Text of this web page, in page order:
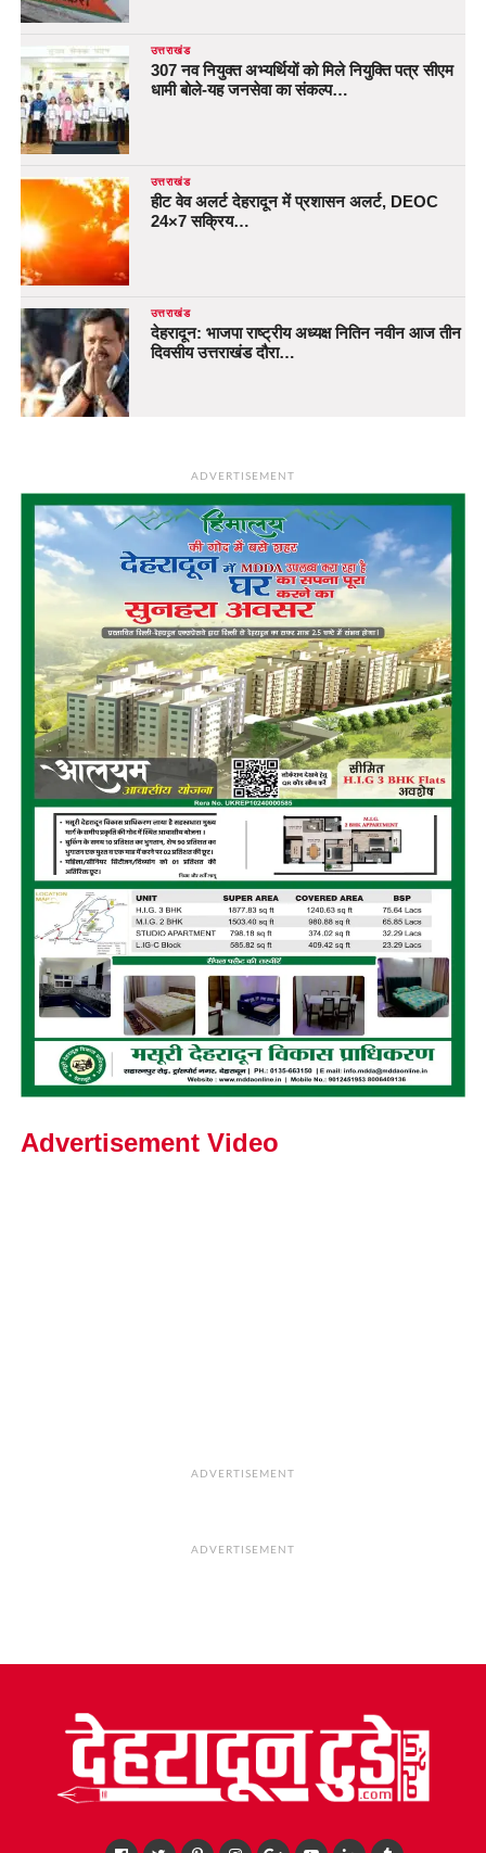
उत्तराखंड
307 नव नियुक्त अभ्यर्थियों को मिले नियुक्ति पत्र सीएम
धामी बोले-यह जनसेवा का संकल्प…
उत्तराखंड
हीट वेव अलर्ट देहरादून में प्रशासन अलर्ट, DEOC
24×7 सक्रिय…
उत्तराखंड
देहरादून: भाजपा राष्ट्रीय अध्यक्ष नितिन नवीन आज तीन
दिवसीय उत्तराखंड दौरा…
ADVERTISEMENT
Advertisement Video
ADVERTISEMENT
ADVERTISEMENT